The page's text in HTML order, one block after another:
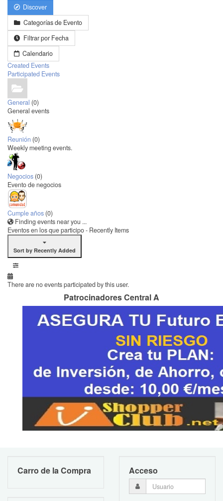
Discover
Categorías de Evento
Filtrar por Fecha
Calendario
Created Events
Participated Events
General (0)
General events
Reunión (0)
Weekly meeting events.
Negocios (0)
Evento de negocios
Cumple años (0)
Finding events near you ...
Eventos en los que participo - Recently Items
Sort by Recently Added
There are no events participated by this user.
Patrocinadores Central A
Carro de la Compra Acceso